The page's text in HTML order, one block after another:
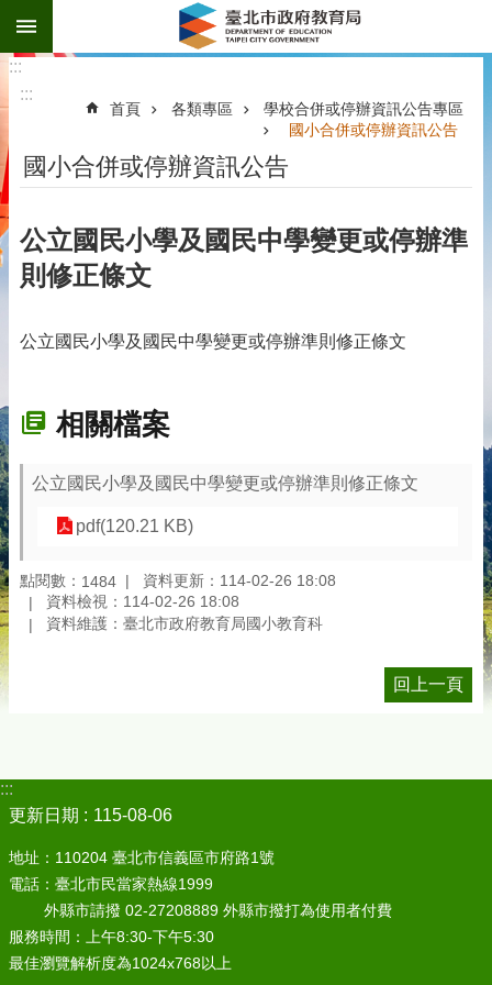
跳到主要內容區塊
:::
:::
首頁 各類專區
學校合併或停辦資訊公告專區
國小合併或停辦資訊公告
國小合併或停辦資訊公告
公立國民小學及國民中學變更或停辦準
則修正條文
公立國民小學及國民中學變更或停辦準則修正條文
相關檔案
公立國民小學及國民中學變更或停辦準則修正條文
pdf(120.21 KB)
點閱數： 1484
資料更新：114-02-26 18:08
資料檢視：114-02-26 18:08
資料維護：臺北市政府教育局國小教育科
回上一頁
:::
更新日期
115-08-06
地址：110204 臺北市信義區市府路1號
電話：臺北市民當家熱線1999
外縣市請撥 02-27208889 外縣市撥打為使用者付費
服務時間：上午8:30-下午5:30
最佳瀏覽解析度為1024x768以上